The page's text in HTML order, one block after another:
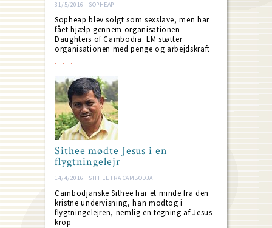
31/5/2016 | SOPHEAP
Sopheap blev solgt som sexslave, men har
fået hjælp gennem organisationen
Daughters of Cambodia. LM støtter
organisationen med penge og arbejdskraft
Sithee mødte Jesus i en
flygtningelejr
14/4/2016 | SITHEE FRA CAMBODJA
Cambodjanske Sithee har et minde fra den
kristne undervisning, han modtog i
flygtningelejren, nemlig en tegning af Jesus
krop